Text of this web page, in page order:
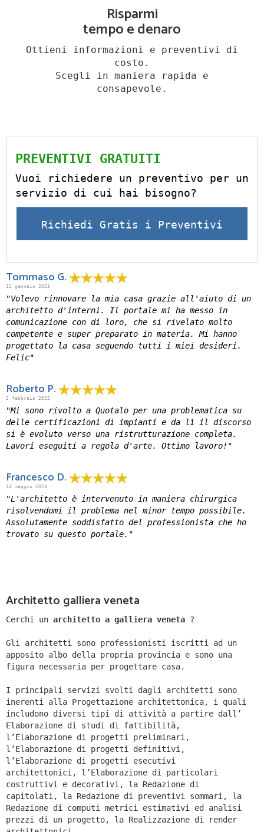
Risparmi
tempo e denaro
Ottieni informazioni e preventivi di
costo.
Scegli in maniera rapida e
consapevole.
PREVENTIVI GRATUITI
Vuoi richiedere un preventivo per un
servizio di cui hai bisogno?
Richiedi Gratis i Preventivi
Tommaso G.
12 gennaio 2023
"Volevo rinnovare la mia casa grazie all'aiuto di un
architetto d'interni. Il portale mi ha messo in
comunicazione con di loro, che si rivelato molto
competente e super preparato in materia. Mi hanno
progettato la casa seguendo tutti i miei desideri.
Felic"
Roberto P.
2 febbraio 2022
"Mi sono rivolto a Quotalo per una problematica su
delle certificazioni di impianti e da lì il discorso
si è evoluto verso una ristrutturazione completa.
Lavori eseguiti a regola d'arte. Ottimo lavoro!"
Francesco D.
14 maggio 2023
"L'architetto è intervenuto in maniera chirurgica
risolvendomi il problema nel minor tempo possibile.
Assolutamente soddisfatto del professionista che ho
trovato su questo portale."
Architetto galliera veneta
Cerchi un architetto a galliera veneta ?
Gli architetti sono professionisti iscritti ad un
apposito albo della propria provincia e sono una
figura necessaria per progettare casa.
I principali servizi svolti dagli architetti sono
inerenti alla Progettazione architettonica, i quali
includono diversi tipi di attività a partire dall’
Elaborazione di studi di fattibilità,
l’Elaborazione di progetti preliminari,
l’Elaborazione di progetti definitivi,
l’Elaborazione di progetti esecutivi
architettonici, l’Elaborazione di particolari
costruttivi e decorativi, la Redazione di
capitolati, la Redazione di preventivi sommari, la
Redazione di computi metrici estimativi ed analisi
prezzi di un progetto, la Realizzazione di render